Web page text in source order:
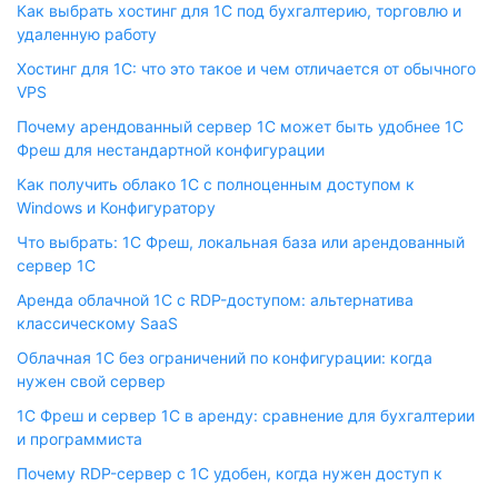
Как выбрать хостинг для 1С под бухгалтерию, торговлю и
удаленную работу
Хостинг для 1С: что это такое и чем отличается от обычного
VPS
Почему арендованный сервер 1С может быть удобнее 1С
Фреш для нестандартной конфигурации
Как получить облако 1С с полноценным доступом к
Windows и Конфигуратору
Что выбрать: 1С Фреш, локальная база или арендованный
сервер 1С
Аренда облачной 1С с RDP-доступом: альтернатива
классическому SaaS
Облачная 1С без ограничений по конфигурации: когда
нужен свой сервер
1С Фреш и сервер 1С в аренду: сравнение для бухгалтерии
и программиста
Почему RDP-сервер с 1С удобен, когда нужен доступ к